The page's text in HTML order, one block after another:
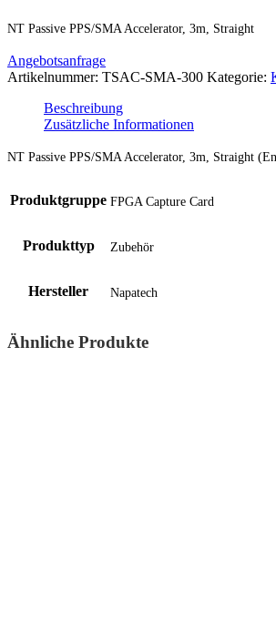
NT Passive PPS/SMA Accelerator, 3m, Straight
Angebotsanfrage
Artikelnummer: TSAC-SMA-300 Kategorie:
Beschreibung
Zusätzliche Informationen
NT Passive PPS/SMA Accelerator, 3m, Straight
Produktgruppe FPGA Capture Card
Produkttyp Zubehör
Hersteller Napatech
Ähnliche Produkte